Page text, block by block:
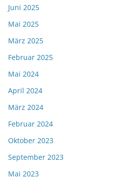
Juni 2025
Mai 2025
März 2025
Februar 2025
Mai 2024
April 2024
März 2024
Februar 2024
Oktober 2023
September 2023
Mai 2023